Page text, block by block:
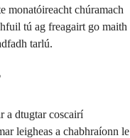
monatóireacht chúramach
tú ag freagairt go maith
tarlú.
a dtugtar coscairí
leigheas a chabhraíonn le